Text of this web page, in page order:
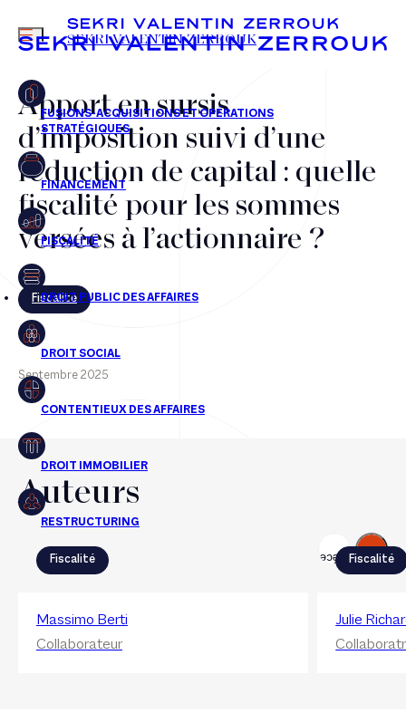
FR EN
MENU SEKRI VALENTIN ZERROUK
Apport en sursis
d’imposition suivi d’une
réduction de capital : quelle
fiscalité pour les sommes
versées à l’actionnaire ?
Fiscalité
Septembre 2025
Auteurs
Précédent
Suivant
Fiscalité
Massimo Berti
Collaborateur
Fiscalité
Julie